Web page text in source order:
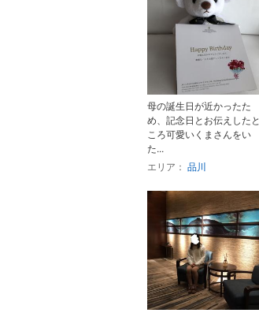
母の誕生日が近かったた
め、記念日とお伝えしたと
ころ可愛いくまさんをい
た...
エリア： 品川